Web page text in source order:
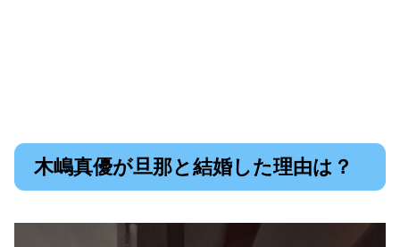
木嶋真優が旦那と結婚した理由は？